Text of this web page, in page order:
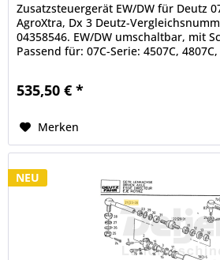
Zusatzsteuergerät EW/DW für Deutz
AgroXtra, Dx 3 Deutz-
04358546. EW/DW umschaltbar, mit
Passend für: 07C-Serie: 4507C,
535,50 € *
Merken
NEU